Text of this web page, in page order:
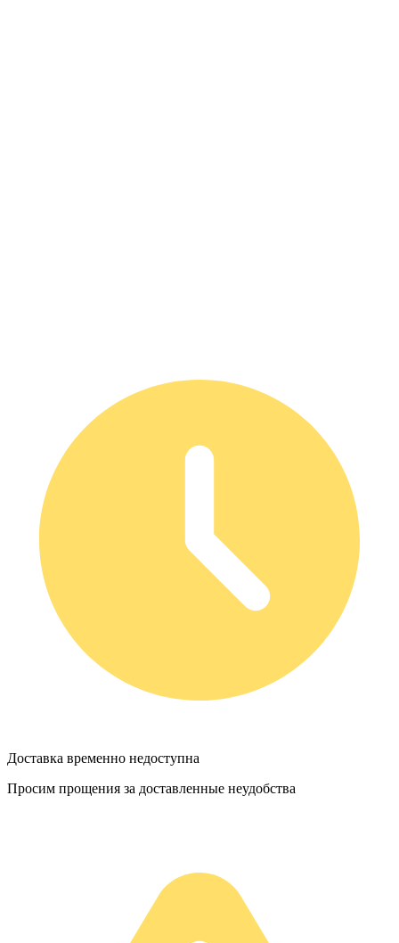
Доставка временно недоступна
Просим прощения за доставленные неудобства